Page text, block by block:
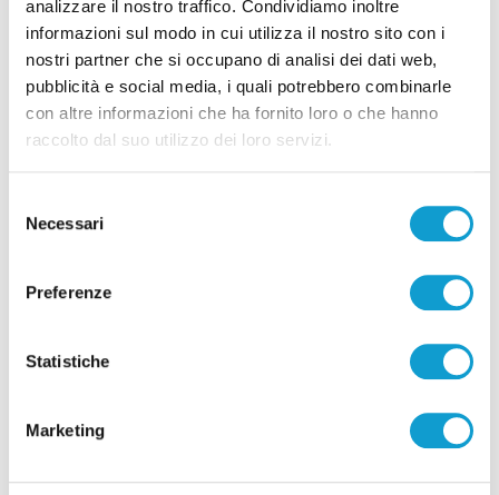
analizzare il nostro traffico. Condividiamo inoltre
informazioni sul modo in cui utilizza il nostro sito con i
nostri partner che si occupano di analisi dei dati web,
pubblicità e social media, i quali potrebbero combinarle
con altre informazioni che ha fornito loro o che hanno
raccolto dal suo utilizzo dei loro servizi.
delNecessari
Preferenze
Statistiche
Marketing
Pubblicità